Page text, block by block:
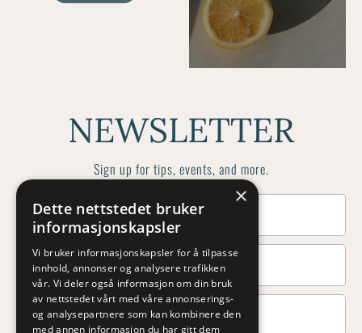
NEWSLETTER
Sign up for tips, events, and more.
×
Dette nettstedet bruker
informasjonskapsler
Vi bruker informasjonskapsler for å tilpasse
innhold, annonser og analysere trafikken
vår. Vi deler også informasjon om din bruk
av nettstedet vårt med våre annonserings-
og analysepartnere som kan kombinere den
med annen informasjon du har gitt dem